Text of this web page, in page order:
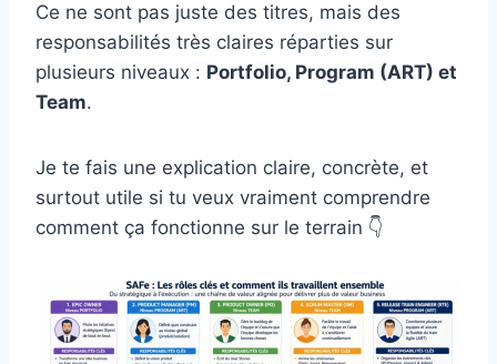
Ce ne sont pas juste des titres, mais des
responsabilités très claires réparties sur
plusieurs niveaux : Portfolio, Program (ART) et
Team.
Je te fais une explication claire, concrète, et
surtout utile si tu veux vraiment comprendre
comment ça fonctionne sur le terrain 👇